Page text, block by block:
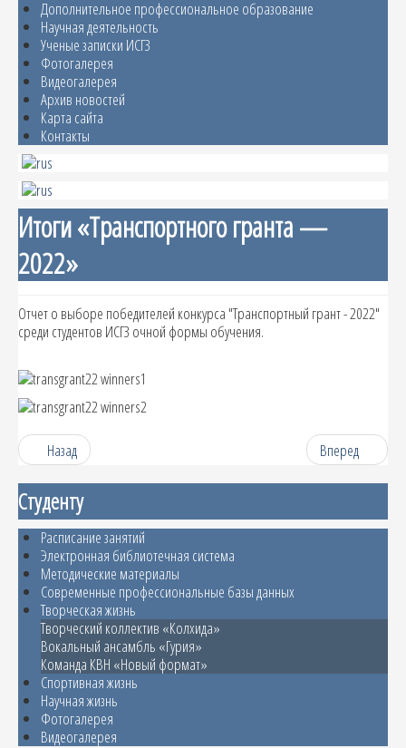
Дополнительное профессиональное образование
Научная деятельность
Ученые записки ИСГЗ
Фотогалерея
Видеогалерея
Архив новостей
Карта сайта
Контакты
Итоги «Транспортного гранта —
2022»
Отчет о выборе победителей конкурса "Транспортный грант - 2022"
среди студентов ИСГЗ очной формы обучения.
Назад Вперед
Студенту
Расписание занятий
Электронная библиотечная система
Методические материалы
Современные профессиональные базы данных
Творческая жизнь
Творческий коллектив «Колхида»
Вокальный ансамбль «Гурия»
Команда КВН «Новый формат»
Спортивная жизнь
Научная жизнь
Фотогалерея
Видеогалерея